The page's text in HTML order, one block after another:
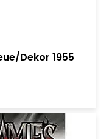
Dekor 1955